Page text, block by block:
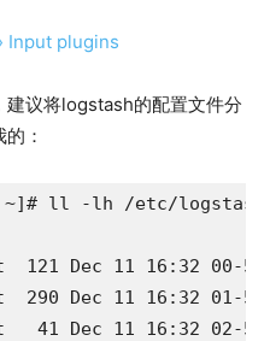
Input plugins
建议将logstash的配置文件分
：
~]# ll -lh /etc/
Dec 11 16:32 00-
Dec 11 16:32 01-
Dec 11 16:32 02-